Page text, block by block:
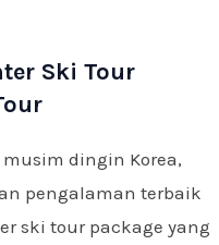
Ski Tour
dingin Korea,
pengalaman terbaik
ski tour package yang